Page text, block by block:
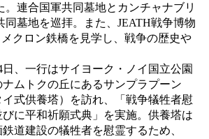
連合国軍共同墓地とカンチャナブリ
墓地を巡拝。また、JEATH戦争博物
クロン鉄橋を見学し、戦争の歴史や
、一行はサイヨーク・ノイ国立公園
ナムトクの丘にあるサンプラプーン
イ式供養塔）を訪れ、「戦争犠牲者慰
びに平和祈願式典」を実施。供養塔は
道建設の犠牲者を慰霊するため、